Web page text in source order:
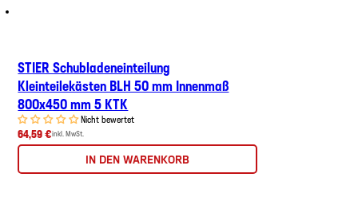
STIER Schubladeneinteilung
Kleinteilekästen BLH 50 mm Innenmaß
800x450 mm 5 KTK
Nicht bewertet
64,59 €inkl. MwSt.
IN DEN WARENKORB